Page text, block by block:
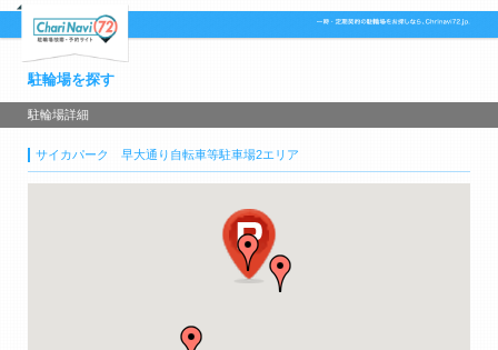
駐輪場を探す
駐輪場詳細
サイカパーク 早大通り自転車等駐車場2エリア